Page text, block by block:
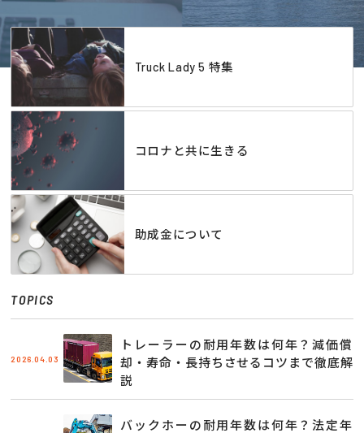
Truck Lady 5 特集
コロナと共に生きる
助成金について
TOPICS
2026.04.03
トレーラーの耐用年数は何年？減価償
却・寿命・長持ちさせるコツまで徹底解
説
バックホーの耐用年数は何年？法定年